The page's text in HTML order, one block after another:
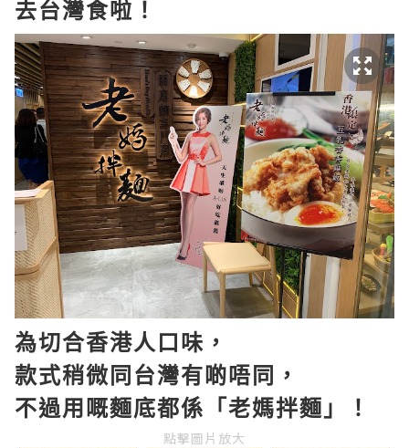
去台灣食啦！
為切合香港人口味，
款式稍微同台灣有啲唔同，
不過用嘅麵底都係「老媽拌麵」！
點擊圖片放大